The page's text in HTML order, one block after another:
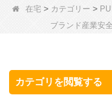
在宅 > カテゴリー >
ブランド産業安
カテゴリを閲覧する